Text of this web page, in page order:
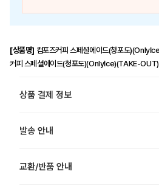
[상품명] 컴포즈커피 스페셜에이드(청포도
커피 스페셜에이드(청포도)(OnlyIce)(TAKE-OUT)
상품 결제 정보
발송 안내
교환/반품 안내